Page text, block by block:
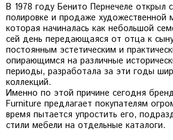
В 1978 году Бенито Пернечеле открыл
полировке и продаже художественной
которая начиналась как небольшой
сей день передающаяся от отца к
постоянным эстетическим и
опирающимся на различные
периоды, разработала за эти годы
коллекций.
Именно по этой причине сегодня
Furniture предлагает покупателям
время пытается упростить его,
стили мебели на отдельные каталоги.